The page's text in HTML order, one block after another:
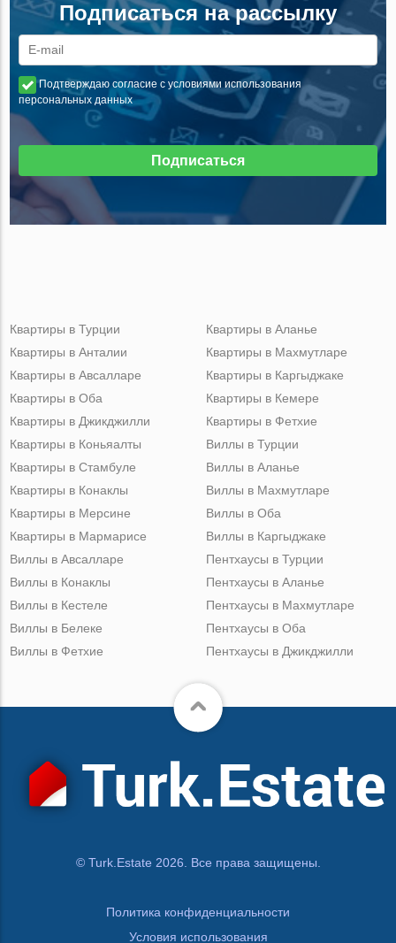
Подписаться на рассылку
Подтверждаю согласие с условиями использования
персональных данных
Подписаться
Квартиры в Турции
Квартиры в Анталии
Квартиры в Авсалларе
Квартиры в Оба
Квартиры в Джикджилли
Квартиры в Аланье
Квартиры в Махмутларе
Квартиры в Каргыджаке
Квартиры в Кемере
Квартиры в Фетхие
Квартиры в Коньяалты
Квартиры в Стамбуле
Квартиры в Конаклы
Квартиры в Мерсине
Квартиры в Мармарисе
Виллы в Турции
Виллы в Аланье
Виллы в Махмутларе
Виллы в Оба
Виллы в Каргыджаке
Виллы в Авсалларе
Виллы в Конаклы
Виллы в Кестеле
Виллы в Белеке
Виллы в Фетхие
Пентхаусы в Турции
Пентхаусы в Аланье
Пентхаусы в Махмутларе
Пентхаусы в Оба
Пентхаусы в Джикджилли
© Turk.Estate 2026. Все права защищены.
Политика конфиденциальности
Условия использования